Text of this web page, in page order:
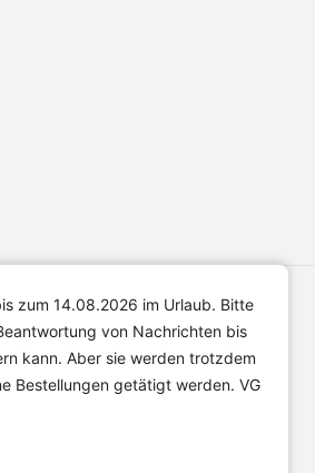
zum 14.08.2026 im Urlaub. Bitte
von Nachrichten bis
kann. Aber sie werden trotzdem
Bestellungen getätigt werden. VG